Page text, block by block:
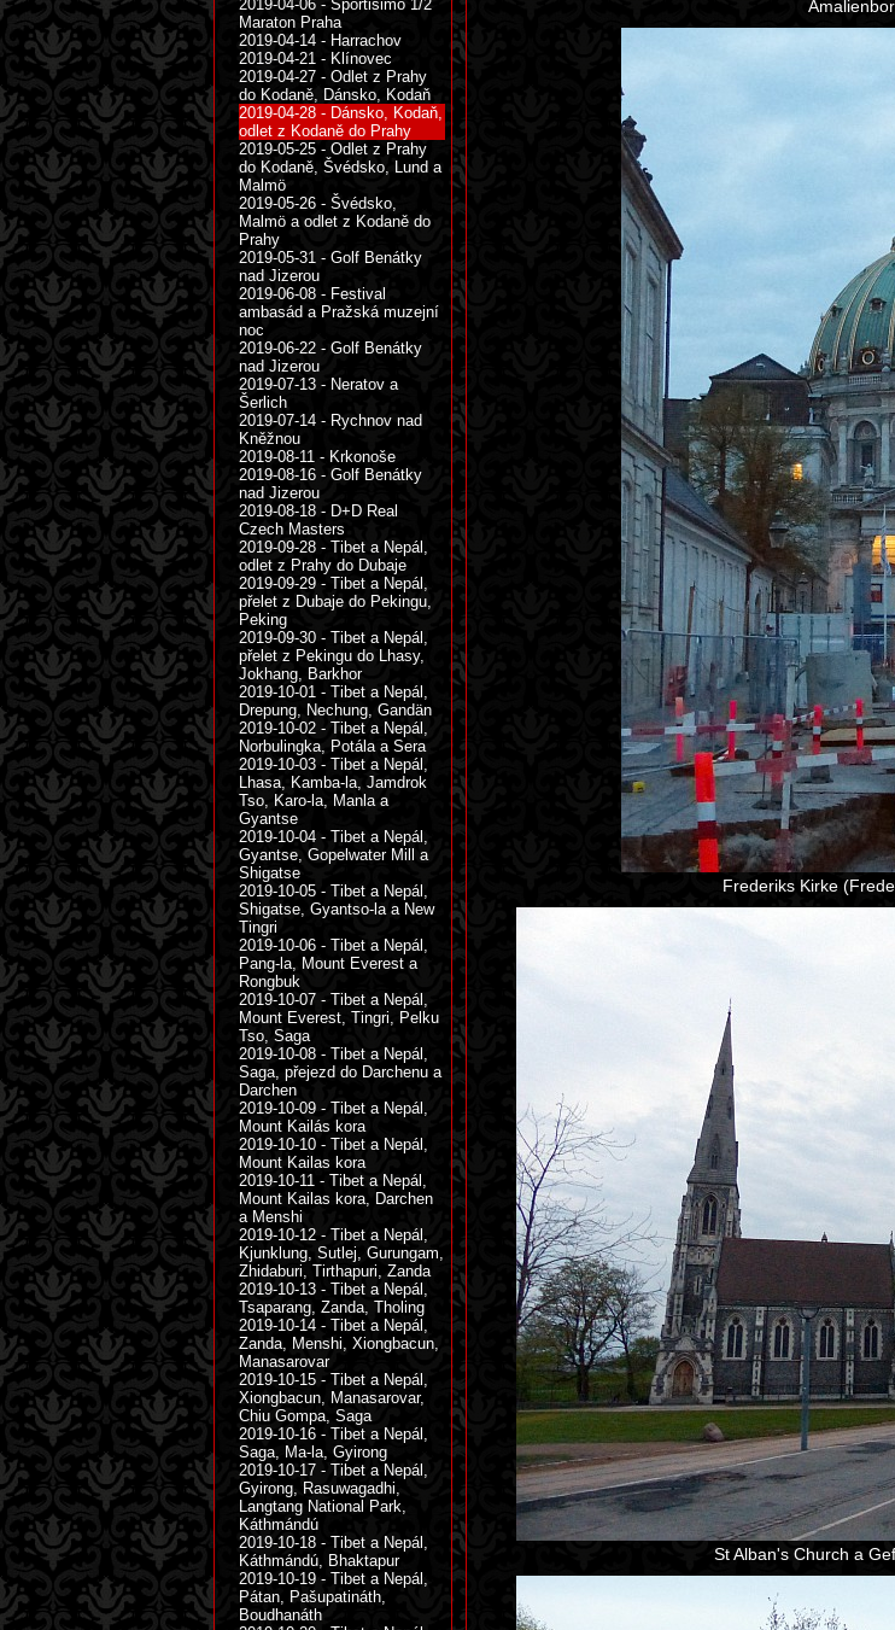
Frederiks Kirke
St Alban's Church a
2019-04-06 - Sportisimo 1/2
Maraton Praha
2019-04-14 - Harrachov
2019-04-21 - Klínovec
2019-04-27 - Odlet z Prahy
do Kodaně, Dánsko, Kodaň
2019-04-28 - Dánsko, Kodaň,
odlet z Kodaně do Prahy
2019-05-25 - Odlet z Prahy
do Kodaně, Švédsko, Lund a
Malmö
2019-05-26 - Švédsko,
Malmö a odlet z Kodaně do
Prahy
2019-05-31 - Golf Benátky
nad Jizerou
2019-06-08 - Festival
ambasád a Pražská muzejní
noc
2019-06-22 - Golf Benátky
nad Jizerou
2019-07-13 - Neratov a
Šerlich
2019-07-14 - Rychnov nad
Kněžnou
2019-08-11 - Krkonoše
2019-08-16 - Golf Benátky
nad Jizerou
2019-08-18 - D+D Real
Czech Masters
2019-09-28 - Tibet a Nepál,
odlet z Prahy do Dubaje
2019-09-29 - Tibet a Nepál,
přelet z Dubaje do Pekingu,
Peking
2019-09-30 - Tibet a Nepál,
přelet z Pekingu do Lhasy,
Jokhang, Barkhor
2019-10-01 - Tibet a Nepál,
Drepung, Nechung, Gandän
2019-10-02 - Tibet a Nepál,
Norbulingka, Potála a Sera
2019-10-03 - Tibet a Nepál,
Lhasa, Kamba-la, Jamdrok
Tso, Karo-la, Manla a
Gyantse
2019-10-04 - Tibet a Nepál,
Gyantse, Gopelwater Mill a
Shigatse
2019-10-05 - Tibet a Nepál,
Shigatse, Gyantso-la a New
Tingri
2019-10-06 - Tibet a Nepál,
Pang-la, Mount Everest a
Rongbuk
2019-10-07 - Tibet a Nepál,
Mount Everest, Tingri, Pelku
Tso, Saga
2019-10-08 - Tibet a Nepál,
Saga, přejezd do Darchenu a
Darchen
2019-10-09 - Tibet a Nepál,
Mount Kailás kora
2019-10-10 - Tibet a Nepál,
Mount Kailas kora
2019-10-11 - Tibet a Nepál,
Mount Kailas kora, Darchen
a Menshi
2019-10-12 - Tibet a Nepál,
Kjunklung, Sutlej, Gurungam,
Zhidaburi, Tirthapuri, Zanda
2019-10-13 - Tibet a Nepál,
Tsaparang, Zanda, Tholing
2019-10-14 - Tibet a Nepál,
Zanda, Menshi, Xiongbacun,
Manasarovar
2019-10-15 - Tibet a Nepál,
Xiongbacun, Manasarovar,
Chiu Gompa, Saga
2019-10-16 - Tibet a Nepál,
Saga, Ma-la, Gyirong
2019-10-17 - Tibet a Nepál,
Gyirong, Rasuwagadhi,
Langtang National Park,
Káthmándú
2019-10-18 - Tibet a Nepál,
Káthmándú, Bhaktapur
2019-10-19 - Tibet a Nepál,
Pátan, Pašupatináth,
Boudhanáth